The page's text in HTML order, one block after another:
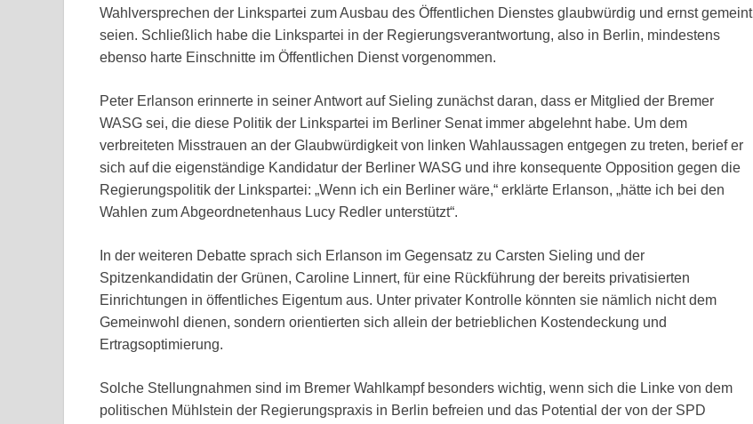
Wahlversprechen der Linkspartei zum Ausbau des Öffentlichen Dienstes glaubwürdig und ernst gemeint
seien. Schließlich habe die Linkspartei in der Regierungsverantwortung, also in Berlin, mindestens
ebenso harte Einschnitte im Öffentlichen Dienst vorgenommen.
Peter Erlanson erinnerte in seiner Antwort auf Sieling zunächst daran, dass er Mitglied der Bremer
WASG sei, die diese Politik der Linkspartei im Berliner Senat immer abgelehnt habe. Um dem
verbreiteten Misstrauen an der Glaubwürdigkeit von linken Wahlaussagen entgegen zu treten, berief er
sich auf die eigenständige Kandidatur der Berliner WASG und ihre konsequente Opposition gegen die
Regierungspolitik der Linkspartei: „Wenn ich ein Berliner wäre,“ erklärte Erlanson, „hätte ich bei den
Wahlen zum Abgeordnetenhaus Lucy Redler unterstützt“.
In der weiteren Debatte sprach sich Erlanson im Gegensatz zu Carsten Sieling und der
Spitzenkandidatin der Grünen, Caroline Linnert, für eine Rückführung der bereits privatisierten
Einrichtungen in öffentliches Eigentum aus. Unter privater Kontrolle könnten sie nämlich nicht dem
Gemeinwohl dienen, sondern orientierten sich allein der betrieblichen Kostendeckung und
Ertragsoptimierung.
Solche Stellungnahmen sind im Bremer Wahlkampf besonders wichtig, wenn sich die Linke von dem
politischen Mühlstein der Regierungspraxis in Berlin befreien und das Potential der von der SPD